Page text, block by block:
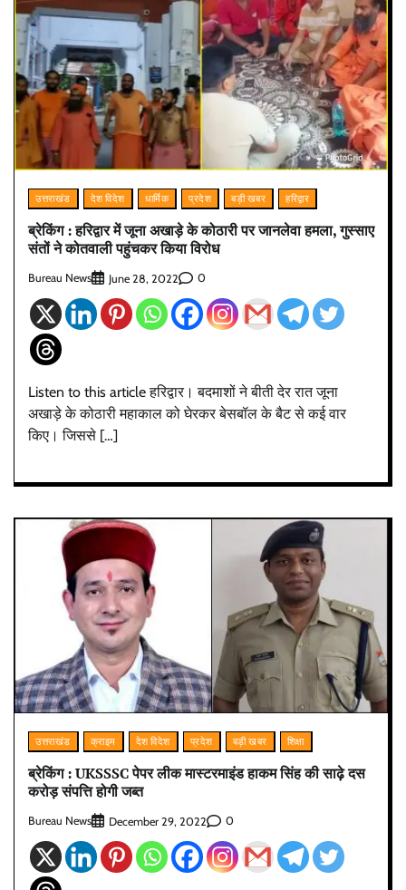
उत्तराखंड देश विदेश धार्मिक प्रदेश बड़ी खबर हरिद्वार
ब्रेकिंग : हरिद्वार में जूना अखाड़े के कोठारी पर जानलेवा हमला, गुस्साए
संतों ने कोतवाली पहुंचकर किया विरोध
Bureau News June 28, 2022 0
Listen to this article हरिद्वार। बदमाशों ने बीती देर रात जूना
अखाड़े के कोठारी महाकाल को घेरकर बेसबॉल के बैट से कई वार
किए। जिससे […]
उत्तराखंड क्राइम देश विदेश प्रदेश बड़ी खबर शिक्षा
ब्रेकिंग : UKSSSC पेपर लीक मास्टरमाइंड हाकम सिंह की साढ़े दस
करोड़ संपत्ति होगी जब्त
Bureau News December 29, 2022 0